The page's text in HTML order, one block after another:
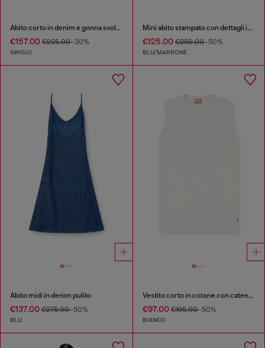
Abito corto in denim e gonna svolazzante
€157.00 €225.00-30%
GRIGIO
Mini abito stampato con dettagli in cristallo
€125.00€250.00-50%
BLU/MARRONE
Abito midi in denim pulito
€137.00 €275.00-50%
BLU
Vestito corto in cotone con catena in rilievo
€97.00€195.00-50%
BIANCO